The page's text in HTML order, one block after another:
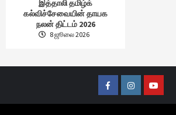
இத்தாலி தமிழ்க்
கல்விச்சேவையின் தாயக
நலன் திட்டம் 2026
8 ஜூலை 2026
FacebookInstagramYoutube